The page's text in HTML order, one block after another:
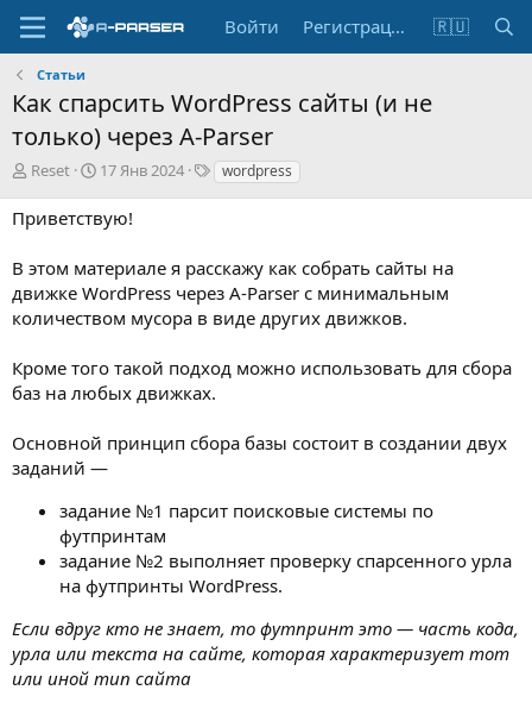
Войти Регистрация 🇷🇺
Статьи
Как спарсить WordPress сайты (и не
только) через A-Parser
А
т
Reset
Д
т
а
о
з
д
н
и
я
17 Янв 2024
Т wordpress
Приветствую!
В этом материале я расскажу как собрать сайты на
движке WordPress через A-Parser с минимальным
количеством мусора в виде других движков.
Кроме того такой подход можно использовать для сбора
баз на любых движках.
Основной принцип сбора базы состоит в создании двух
заданий —
задание №1 парсит поисковые системы по
футпринтам
задание №2 выполняет проверку спарсенного урла
на футпринты WordPress.
Если вдруг кто не знает, то футпринт это — часть кода,
урла или текста на сайте, которая характеризует тот
или иной тип сайта